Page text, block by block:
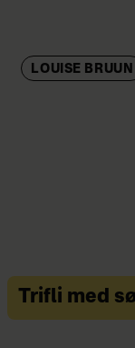
LOUISE BRUUN
Trifli med